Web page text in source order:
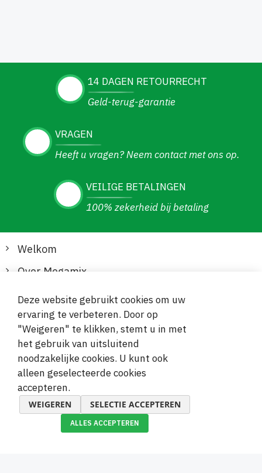
14 DAGEN RETOURRECHT
Geld-terug-garantie
VRAGEN
Heeft u vragen? Neem contact met ons op.
VEILIGE BETALINGEN
100% zekerheid bij betaling
Welkom
Over Megamix
Informatie
Klantenservice
Veilige en gemakkelijke betalingen
Deze website gebruikt cookies om uw
ervaring te verbeteren. Door op
"Weigeren" te klikken, stemt u in met
het gebruik van uitsluitend
noodzakelijke cookies. U kunt ook
alleen geselecteerde cookies
accepteren.
WEIGEREN SELECTIE ACCEPTEREN
ALLES ACCEPTEREN